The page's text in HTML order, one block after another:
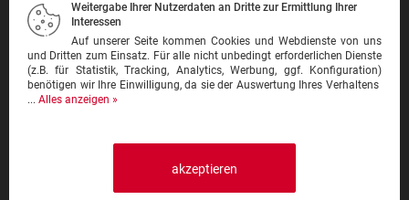
Mexikanisch
Nationalgericht
Orientalisch
Pasta
Weitergabe Ihrer Nutzerdaten an Dritte zur Ermittlung Ihrer
Interessen
Auf unserer Seite kommen Cookies und Webdienste von uns
und Dritten zum Einsatz. Für alle nicht unbedingt erforderlichen Dienste
(z.B. für Statistik, Tracking, Analytics, Werbung, ggf. Konfiguration)
benötigen wir Ihre Einwilligung, da sie der Auswertung Ihres Verhaltens
... Alles anzeigen »
akzeptieren